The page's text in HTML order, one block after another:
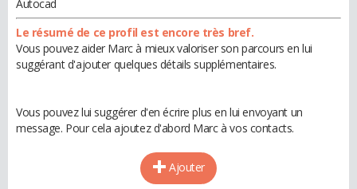
Autocad
Le résumé de ce profil est encore très bref.
Vous pouvez aider Marc à mieux valoriser son parcours en lui
suggérant d'ajouter quelques détails supplémentaires.
Vous pouvez lui suggérer d'en écrire plus en lui envoyant un
message. Pour cela ajoutez d'abord Marc à vos contacts.
Ajouter